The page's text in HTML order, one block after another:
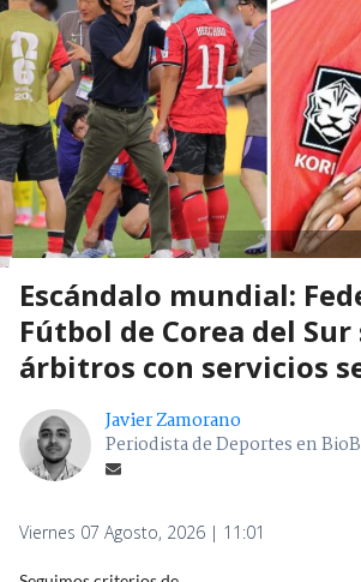
Escándalo mundial:
Fútbol de Corea del
árbitros con servicios
Javier Zamorano
Periodista de Deportes en
Viernes 07 Agosto, 2026 | 11:01